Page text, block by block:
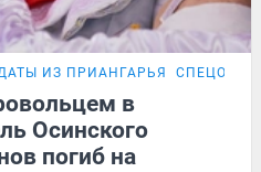
ИЗ ПРИАНГАРЬЯ
в
Осинского
погиб на